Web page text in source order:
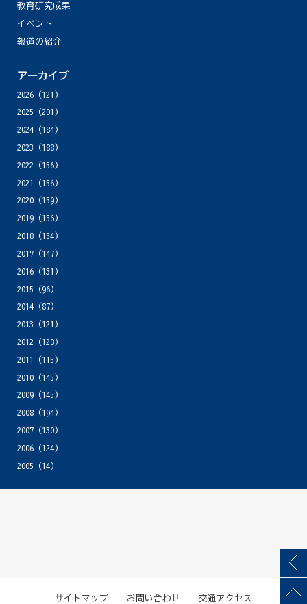
教育研究成果
イベント
報道の紹介
アーカイブ
2026(121)
2025 (201)
2024(184)
2023 (188)
2022 (156)
2021
(156)
2020(159)
2019(156)
2018(154)
2017(147)
2016(131)
2015 (96)
2014(87)
2013 (121)
2012 (128)
2011
(115)
2010(145)
2009(145)
2008(194)
2007(130)
2006(124)
2005 (14)
サイトマップ お問い合わせ 交通アクセス